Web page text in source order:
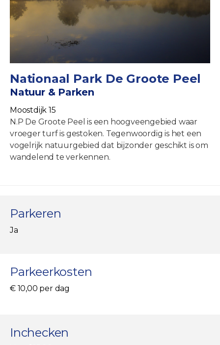
Nationaal Park De Groote Peel
Natuur & Parken
Moostdijk 15
N.P De Groote Peel is een hoogveengebied waar
vroeger turf is gestoken. Tegenwoordig is het een
vogelrijk natuurgebied dat bijzonder geschikt is om
wandelend te verkennen.
Parkeren
Ja
Parkeerkosten
€ 10,00 per dag
Inchecken